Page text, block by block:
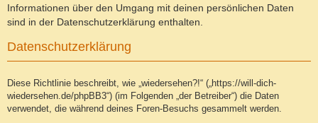
Informationen über den Umgang mit deinen persönlichen Daten
sind in der Datenschutzerklärung enthalten.
Datenschutzerklärung
Diese Richtlinie beschreibt, wie „wiedersehen?!“ („https://will-dich-
wiedersehen.de/phpBB3“) (im Folgenden „der Betreiber“) die Daten
verwendet, die während deines Foren-Besuchs gesammelt werden.